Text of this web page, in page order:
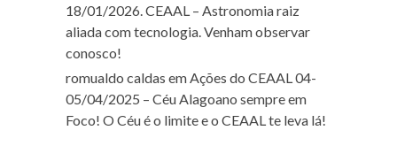
18/01/2026. CEAAL – Astronomia raiz
aliada com tecnologia. Venham observar
conosco!
romualdo caldas em Ações do CEAAL 04-
05/04/2025 – Céu Alagoano sempre em
Foco! O Céu é o limite e o CEAAL te leva lá!